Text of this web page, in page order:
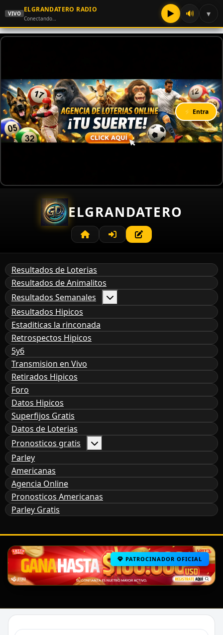
VIVO
ELGRANDATERO RADIO
Conectando… ▶ 🔊 ▾
⚡ Entra
ELGRANDATERO
Resultados de Loterias
Resultados de Animalitos
Resultados Semanales
Resultados Hipicos
Estaditicas la rinconada
Retrospectos Hipicos
5y6
Transmision en Vivo
Retirados Hipicos
Foro
Datos Hipicos
Superfijos Gratis
Datos de Loterias
Pronosticos gratis
Parley
Americanas
Agencia Online
Pronosticos Americanas
Parley Gratis
PATROCINADOR OFICIAL